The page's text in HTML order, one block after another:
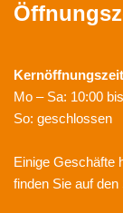
Mo – Sa: 10:00
So: geschlossen
Einige Geschäfte
finden Sie auf